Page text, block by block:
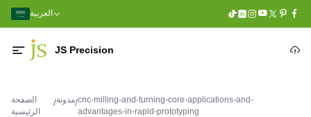
العربية
JS Precision
الصفحة
الرئيسية
/مدونة/cnc-milling-and-turning-core-applications-and-
advantages-in-rapid-prototyping